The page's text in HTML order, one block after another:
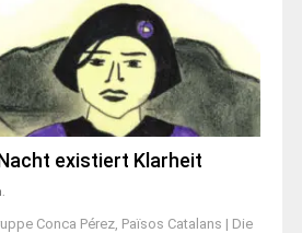
existiert Klarheit
Conca Pérez, Països Catalans | Die